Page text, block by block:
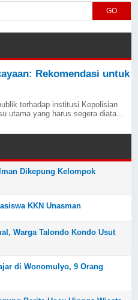
GO
Rekomendasi untuk
terhadap institusi Kepolisian
utama yang harus segera diata...
Dikepung Kelompok
KKN Unasman
Warga Talondo Kondo Usut
di Wonomulyo, 9 Orang